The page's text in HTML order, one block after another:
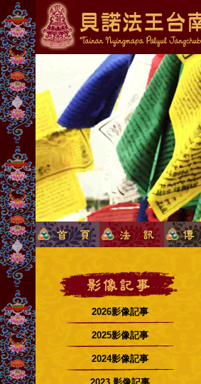
2026影像記事
2025影像記事
2024影像記事